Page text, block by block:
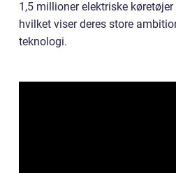
1,5 millioner elektriske
hvilket viser deres store
teknologi.